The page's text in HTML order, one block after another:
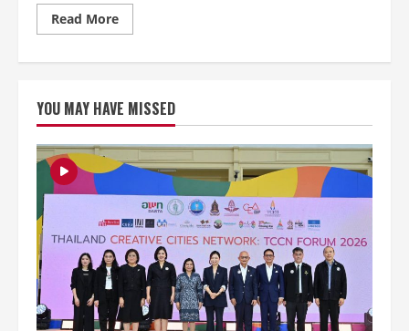
Read MoreRead
more
ร้าน
แฮง
เอา
ท์
แห่ง
ใหม่
สุขุมวิท
ตกแต่ง
ด้วย
สไตล์
บราซิล
YOU MAY HAVE MISSED